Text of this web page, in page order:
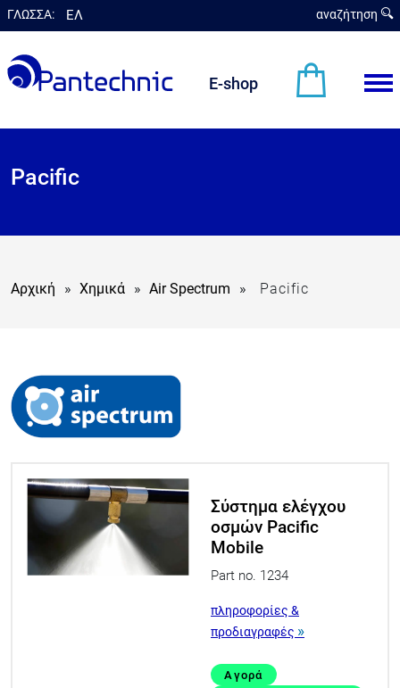
ΓΛΩΣΣΑ: ΕΛ αναζήτηση
E-shop
Pacific
Αρχική » Χημικά » Air Spectrum » Pacific
Σύστημα ελέγχου
οσμών Pacific
Mobile
Part no. 1234
πληροφορίες &
προδιαγραφές »
Αγορά